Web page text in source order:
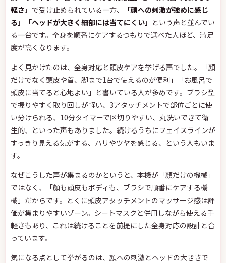
軽さ」 で受け止められている一方、
「顔への刺激が強めに感じ
る」「ヘッドが大きく細部には当てにくい」 という声と並んでい
る一台です。全身を順番にケアするつもりで選べた人ほど、満足
度が高くなります。
よく見かけたのは、全身対応と頭皮ケアを挙げる声でした。「顔
だけでなく頭皮や首、脚まで1台で使えるのが便利」「お風呂で
頭皮に当てると心地よい」と書いている人が多めです。ブラシ型
で握りやすく取り回しが軽い、3アタッチメントで部位ごとに使
い分けられる、10分タイマーで区切りやすい、丸洗いできて衛
生的、といった声もありました。続けるうちにフェイスラインが
すっきり見える気がする、ハリやツヤを感じる、という人もいま
す。
なぜこうした声が集まるのかというと、本機が「顔だけの機械」
ではなく、「顔も頭皮もボディも、ブラシで順番にケアする機
械」だからです。とくに頭皮アタッチメントのマッサージ感は評
価が集まりやすいゾーン。シートマスクと併用しながら使える手
軽さもあり、これは続けることを前提にした全身対応の設計と合
っています。
気になる点として挙がるのは、顔への刺激とヘッドの大きさで